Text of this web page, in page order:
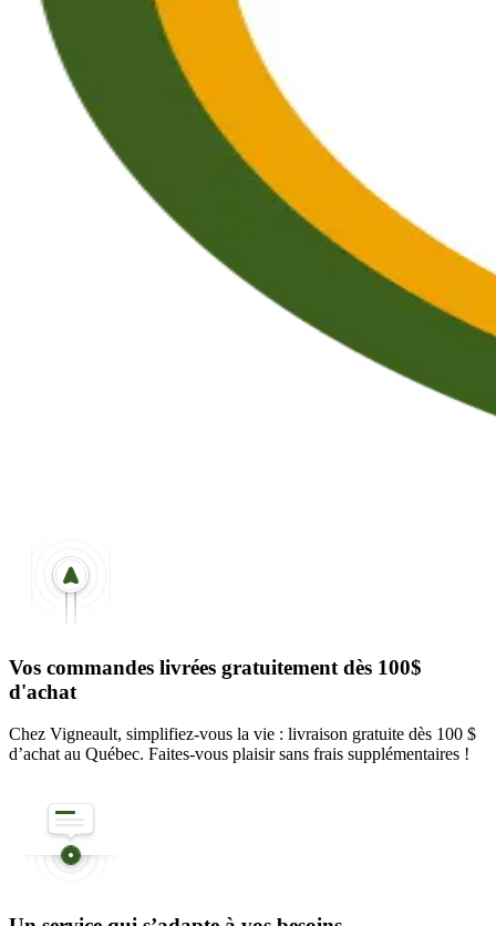
Vos commandes livrées gratuitement dès 100$
d'achat
Chez Vigneault, simplifiez-vous la vie : livraison gratuite dès 100 $
d’achat au Québec. Faites-vous plaisir sans frais supplémentaires !